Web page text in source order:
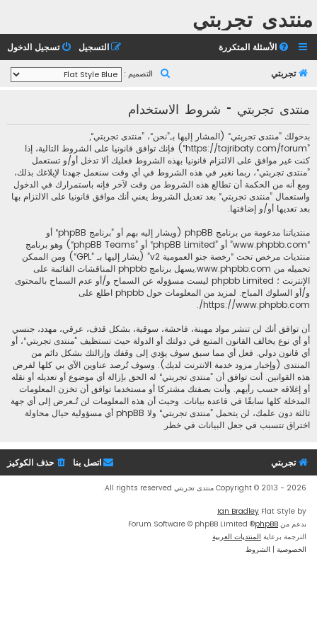
منتدى تجربتي
الأسئلة المتكررة تسجيل الدخول التسجيل
تجربتي التصميم :
ث
منتدى تجربتي - شروط الاستخدام
بدخولك ”منتدى تجربتي“ (المشار إليها بـ”نحن“، ”منتدى تجربتي“,
”https://tajribaty.com/forum“) فإنك توافق قانونيا على الشروط التالية، إذا
كنت غير موافق على الالتزام قانونيا بهذه الشروط فعليك ألا تدخل أو/و تستعمل
”منتدى تجربتي“، ربما نغير في هذه الشروط في أي وقت سنعمل جهدنا لإبلاغك بذلك،
ومع أنه من الحكمة أن تطالع هذه الشروط من وقت لآخر فإنه باستمرارك في الدخول
واستعمال ”منتدى تجربتي“ بعد تعديل الشروط يعني أنك موافق قانونيا على الالتزام بها
بعد تعديها أو/و إضافتها.
منتدياتنا مدعومة من برنامج phpBB (ويشار إليه بهم أو ”برنامج phpBB“ أو
“www.phpbb.com” أو ”phpBB Limited“ أو ”phpBB Teams“) وهو برنامج
منتديات مرخص تحت “رخصة جنو العمومية v2
” (يشار إليها بـ ”GPL“) ومن الممكن
تحميله من www.phpbb.com
.يسهل برنامج phpbb المناقشات القائمة على
الإنترنت ؛ phpbb Limited ليست مسؤوله عن السماح و/أو عدم السماح بالمحتوى
و/أو السلوك المباح. لمزيد من المعلومات حول phpbb اطلع على
https://www.phpbb.com/
.
أن توافق أنك لن تنشر مواد مهينة، فاحشة، سوقية، بشكل قذف، عرقي، مهدد، جنسي
أو أي نوع يخالف القانون المتبع في دولتك أو الدولة حيث تستظيف ”منتدى تجربتي“، أو
أي قانون دولي. فعل أي مما سبق سوف يؤدي إلى وقفك وإزالتك بشكل دائم من
المنتدى (وإخبار مزود خدمة الانترنت لديك). وسوف تُرصد عناوين الآي بي كلها لفرض
هذه القوانين. أنت توافق أن ”منتدى تجربتي“ له الحق بإزالة أي موضوع أو تعديله أو نقله
أو إغلاقه حسب رأيهم. وأنت بصفتك مشتركا أو مستخدما توافق أن تخزن المعلومات
المدخلة كلها سابقًا في قاعدة بيانات. وحيث أن هذه المعلومات لن تُـعرض إلى أي جهة
ثالثة دون علمك، لن يتحمل ”منتدى تجربتي“ ولا phpBB أي مسؤولية حيال محاولة
اختراق تتسبب في جعل البيانات في خطر
تجربتي حذف الكوكيز اتصل بنا
Copyright © 2013 - 2026 منتدى تجربتي All rights reserved.
Flat Style by
Ian Bradley
بدعم من phpBB
® Forum Software © phpBB Limited
الترجمة برعاية المنتديات العربية
الخصوصية | الشروط